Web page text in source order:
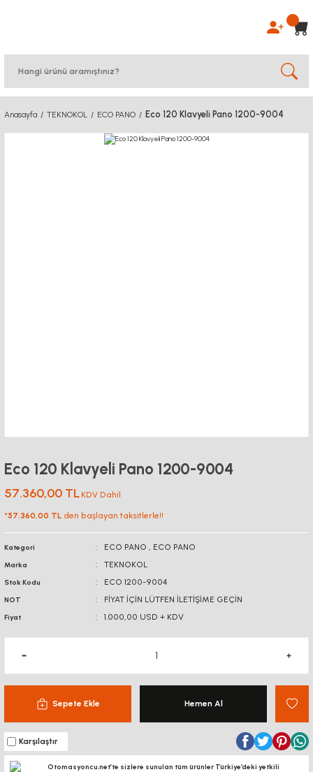
Anasayfa TEKNOKOL ECO PANO Eco 120 Klavyeli Pano 1200-9004
Eco 120 Klavyeli Pano 1200-9004
57.360,00 TL KDV Dahil
*57.360,00 TL den başlayan taksitlerle!!
Kategori ECO PANO , ECO PANO
Marka TEKNOKOL
Stok Kodu ECO 1200-9004
NOT FİYAT İÇİN LÜTFEN İLETİŞİME GEÇİN
Fiyat 1.000,00 USD + KDV
Sepete Ekle Hemen Al
Karşılaştır
Otomasyoncu.net’te sizlere sunulan tüm ürünler Türkiye’deki yetkili